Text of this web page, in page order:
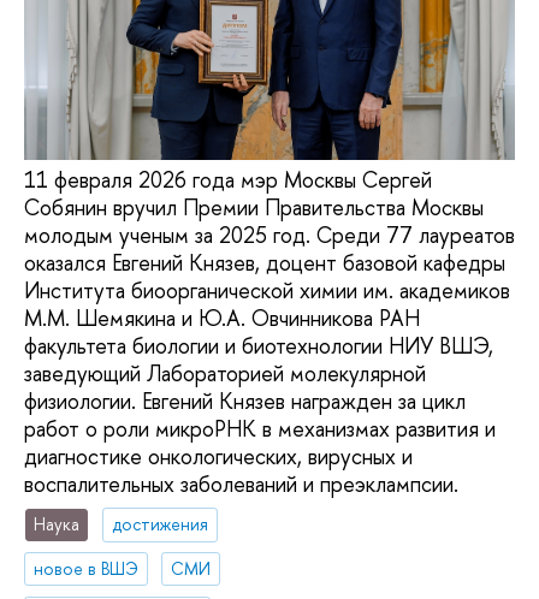
11 февраля 2026 года мэр Москвы Сергей
Собянин вручил Премии Правительства Москвы
молодым ученым за 2025 год. Среди 77 лауреатов
оказался Евгений Князев, доцент базовой кафедры
Института биоорганической химии им. академиков
М.М. Шемякина и Ю.А. Овчинникова РАН
факультета биологии и биотехнологии НИУ ВШЭ,
заведующий Лабораторией молекулярной
физиологии. Евгений Князев награжден за цикл
работ о роли микроРНК в механизмах развития и
диагностике онкологических, вирусных и
воспалительных заболеваний и преэклампсии.
Наука
достижения
новое в ВШЭ
СМИ